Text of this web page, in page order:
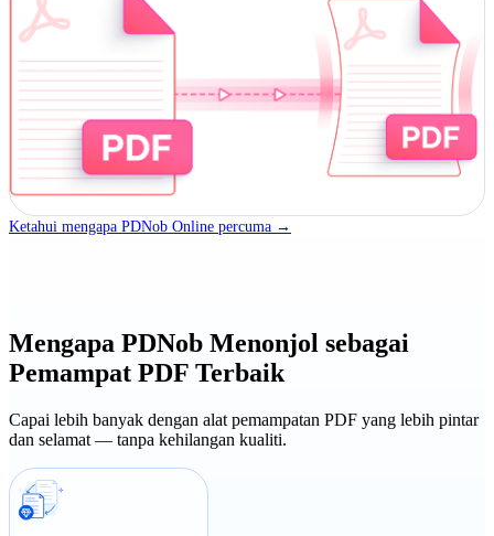
Ketahui mengapa PDNob Online percuma →
Mengapa PDNob Menonjol sebagai
Pemampat PDF Terbaik
Capai lebih banyak dengan alat pemampatan PDF yang lebih pintar
dan selamat — tanpa kehilangan kualiti.